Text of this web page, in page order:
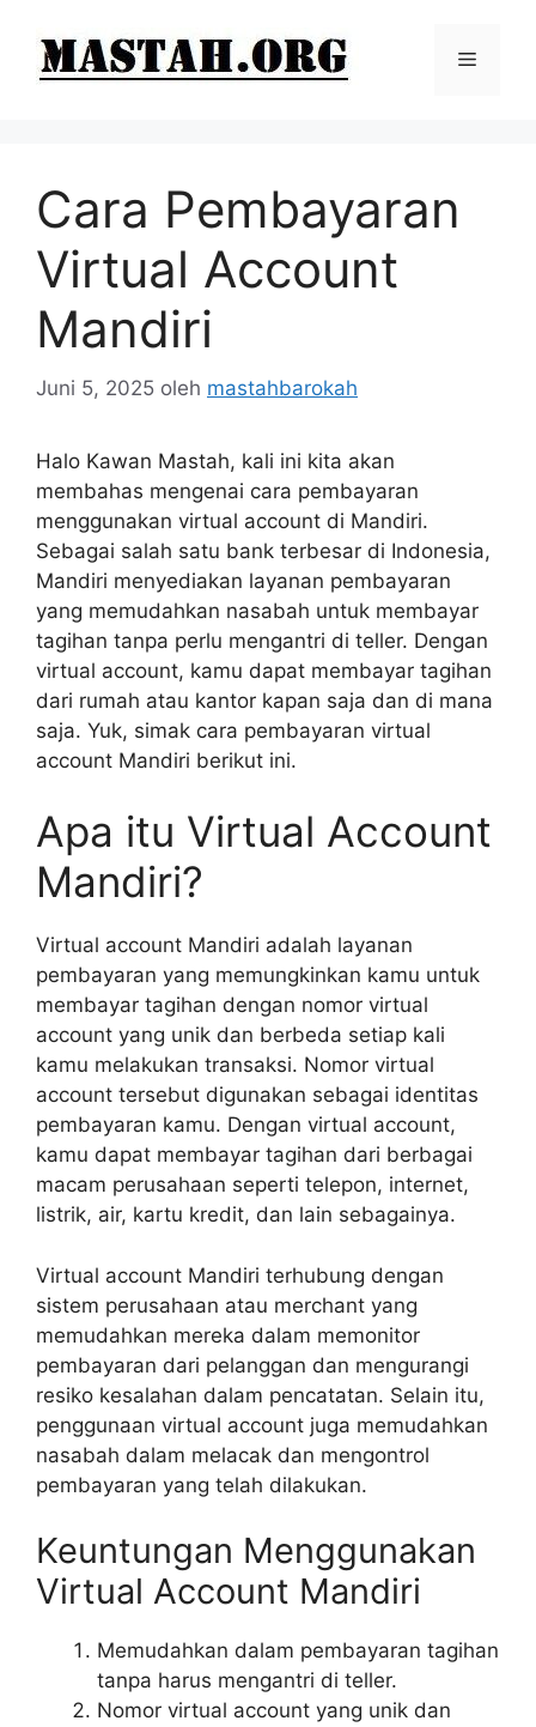
Menu
Cara Pembayaran
Virtual Account
Mandiri
Juni 5, 2025 oleh mastahbarokah
Halo Kawan Mastah, kali ini kita akan
membahas mengenai cara pembayaran
menggunakan virtual account di Mandiri.
Sebagai salah satu bank terbesar di Indonesia,
Mandiri menyediakan layanan pembayaran
yang memudahkan nasabah untuk membayar
tagihan tanpa perlu mengantri di teller. Dengan
virtual account, kamu dapat membayar tagihan
dari rumah atau kantor kapan saja dan di mana
saja. Yuk, simak cara pembayaran virtual
account Mandiri berikut ini.
Apa itu Virtual Account
Mandiri?
Virtual account Mandiri adalah layanan
pembayaran yang memungkinkan kamu untuk
membayar tagihan dengan nomor virtual
account yang unik dan berbeda setiap kali
kamu melakukan transaksi. Nomor virtual
account tersebut digunakan sebagai identitas
pembayaran kamu. Dengan virtual account,
kamu dapat membayar tagihan dari berbagai
macam perusahaan seperti telepon, internet,
listrik, air, kartu kredit, dan lain sebagainya.
Virtual account Mandiri terhubung dengan
sistem perusahaan atau merchant yang
memudahkan mereka dalam memonitor
pembayaran dari pelanggan dan mengurangi
resiko kesalahan dalam pencatatan. Selain itu,
penggunaan virtual account juga memudahkan
nasabah dalam melacak dan mengontrol
pembayaran yang telah dilakukan.
Keuntungan Menggunakan
Virtual Account Mandiri
Memudahkan dalam pembayaran tagihan
tanpa harus mengantri di teller.
Nomor virtual account yang unik dan